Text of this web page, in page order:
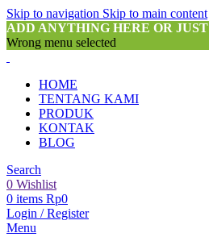
Skip to navigation Skip to main content
ADD ANYTHING HERE OR
Wrong menu selected
HOME
TENTANG KAMI
PRODUK
KONTAK
BLOG
Search
0 Wishlist
0 items Rp0
Login / Register
Menu